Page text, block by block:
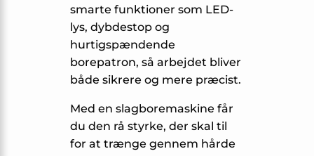
smarte funktioner som LED-
lys, dybdestop og
hurtigspændende
borepatron, så arbejdet bliver
både sikrere og mere præcist.
Med en slagboremaskine får
du den rå styrke, der skal til
for at trænge gennem hårde